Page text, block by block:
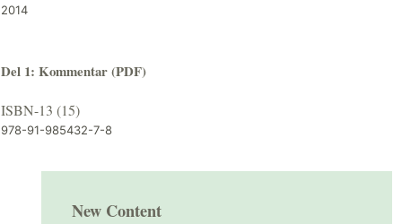
2014
Del 1: Kommentar (PDF)
ISBN-13 (15)
978-91-985432-7-8
New Content